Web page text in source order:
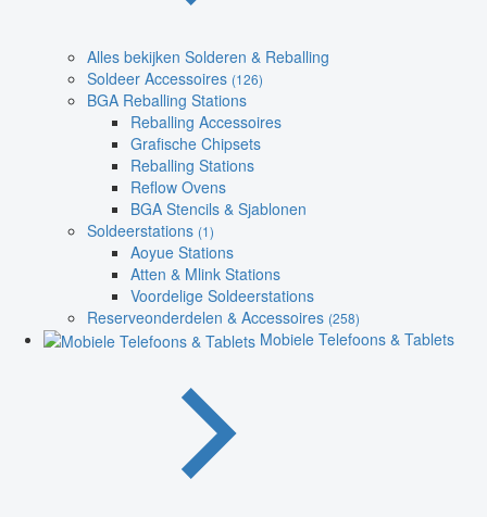
Alles bekijken Solderen & Reballing
Soldeer Accessoires (126)
BGA Reballing Stations
Reballing Accessoires
Grafische Chipsets
Reballing Stations
Reflow Ovens
BGA Stencils & Sjablonen
Soldeerstations (1)
Aoyue Stations
Atten & Mlink Stations
Voordelige Soldeerstations
Reserveonderdelen & Accessoires (258)
Mobiele Telefoons & Tablets